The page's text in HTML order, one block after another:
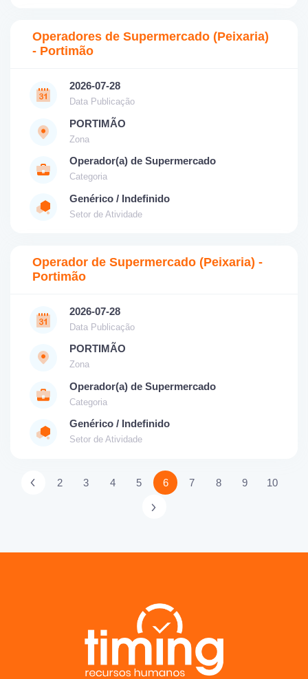
Operadores de Supermercado (Peixaria)
- Portimão
2026-07-28
Data Publicação
PORTIMÃO
Zona
Operador(a) de Supermercado
Categoria
Genérico / Indefinido
Setor de Atividade
Operador de Supermercado (Peixaria) -
Portimão
2026-07-28
Data Publicação
PORTIMÃO
Zona
Operador(a) de Supermercado
Categoria
Genérico / Indefinido
Setor de Atividade
2 3 4 5 6 7 8 9 10